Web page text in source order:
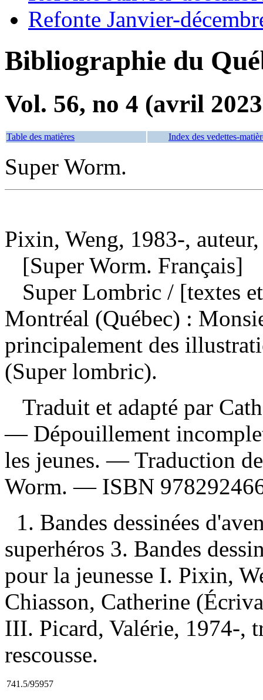
Refonte Janvier-
Bibliographie du
Vol. 56, no 4 (avril
Table des matières Index des vedettes-
Super Worm.
Pixin, Weng, 1983-,
[Super Worm. Français]
Super Lombric / [textes
Montréal (Québec) :
principalement des
(Super lombric).
Traduit et adapté par
— Dépouillement
les jeunes. —Traduction
Worm. — ISBN
1. Bandes dessinées
superhéros 3. Bandes
pour la jeunesse I. Pixin,
Chiasson, Catherine
III. Picard, Valérie, 1974-,
rescousse.
741.5/95957